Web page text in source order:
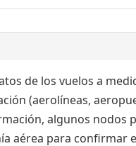
de los vuelos a
(aerolíneas,
algunos
aérea para confirmar